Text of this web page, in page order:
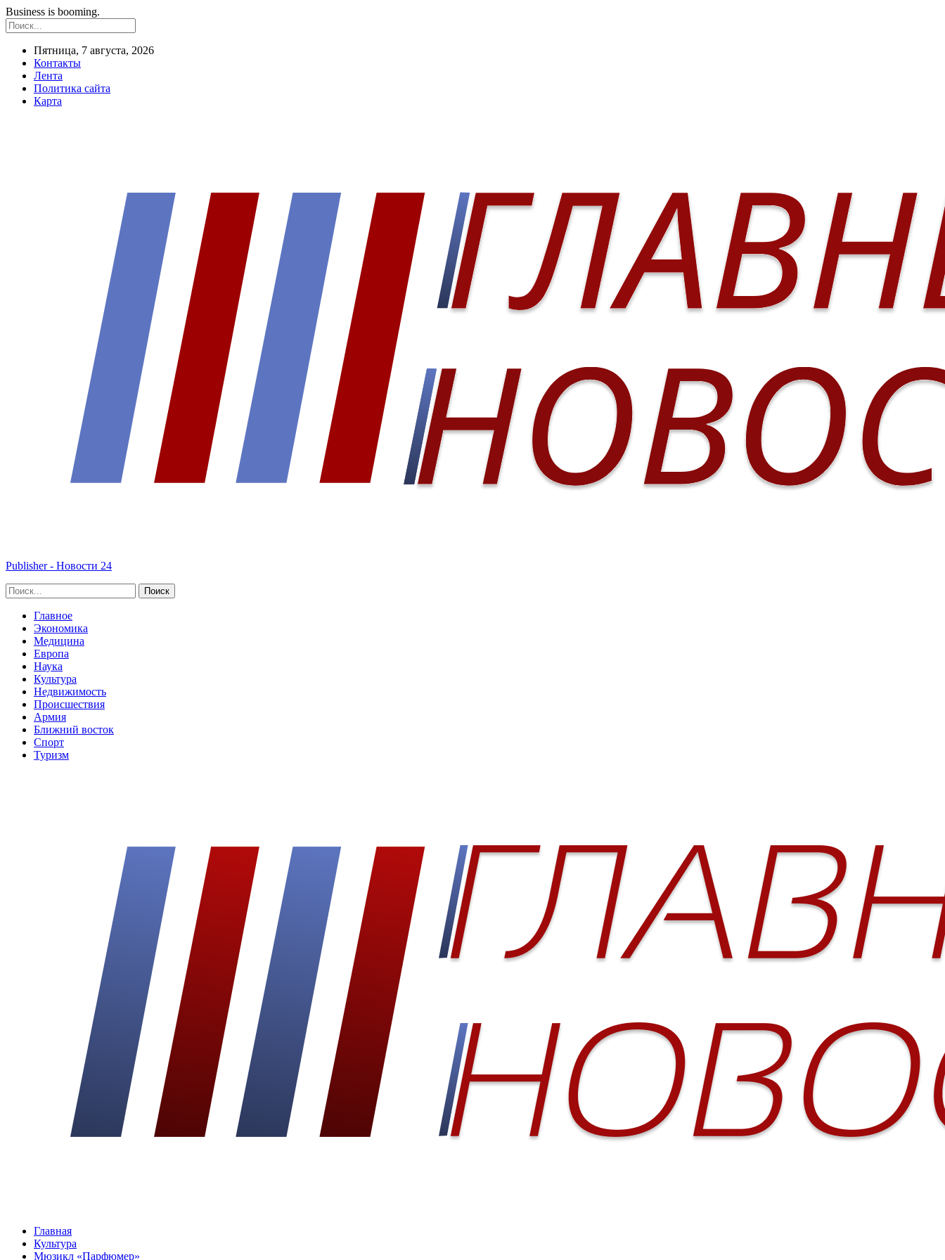
Business is booming.
Пятница, 7 августа, 2026
Контакты
Лента
Политика сайта
Карта
Publisher - Новости 24
Главное
Экономика
Медицина
Европа
Наука
Культура
Недвижимость
Происшествия
Армия
Ближний восток
Спорт
Туризм
Главная
Культура
Мюзикл «Парфюмер»